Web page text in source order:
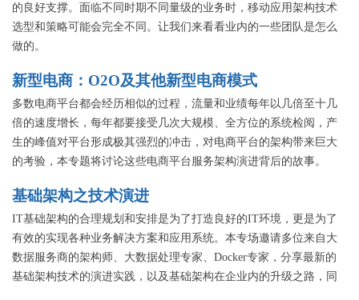
的良好支撑。面临不同时期不同量级的业务时，移动应用架构技术
选型和策略可能会完全不同。让我们来看看业内的一些团队是怎么
做的。
新型电商：O2O及其他新型电商模式
多数电商平台都会经历相似的过程，流量和业绩每年以几倍至十几
倍的速度增长，每年都要接受几次大规模、全方位的系统检阅，产
生的峰值对平台形成极其强烈的冲击，对电商平台的架构带来巨大
的考验，本专题将讨论这些电商平台服务架构演进背后的故事。
基础架构之技术演进
IT基础架构的合理规划和安排是为了打造良好的IT环境，更是为了
有效的实现各种业务解决方案和应用系统。本专场邀请多位来自大
数据服务商的架构师、大数据处理专家、Docker专家，分享最新的
基础架构技术的演进实践，以及基础架构在企业内的升级之路，同